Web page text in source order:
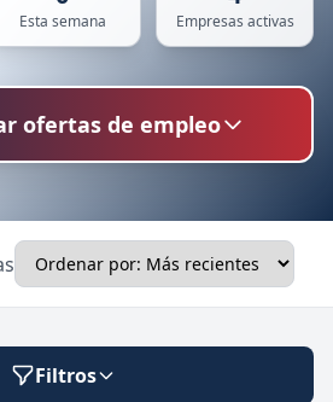
Esta semana Empresas activas
ofertas de empleo
Ubicación
Filtros